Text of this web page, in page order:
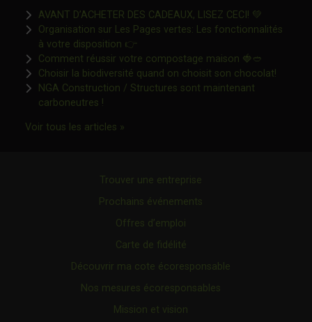
AVANT D’ACHETER DES CADEAUX, LISEZ CECI! 💚
Organisation sur Les Pages vertes: Les fonctionnalités
à votre disposition 👉Ce lien s'ouvrira dans une nouvelle
Comment réussir votre compostage maison 🍓🥙
Choisir la biodiversité quand on choisit son chocolat!Ce lien
NGA Construction / Structures sont maintenant
carboneutres !Ce lien s'ouvrira dans une nouvelle fenêtre"
Voir tous les articles »Ce lien s'ouvrira dans une nouvelle
Trouver une entreprise
Prochains événements
Offres d’emploi
Carte de fidélité
Découvrir ma cote écoresponsable
Nos mesures écoresponsables
Mission et vision